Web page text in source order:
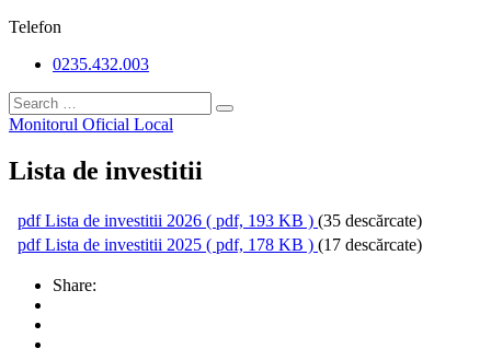
Telefon
0235.432.003
Monitorul Oficial Local
Lista de investitii
pdf Lista de investitii 2026 ( pdf, 193 KB ) (35 descărcate)
pdf Lista de investitii 2025 ( pdf, 178 KB ) (17 descărcate)
Share: